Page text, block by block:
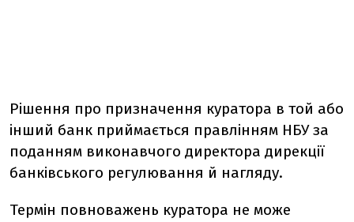
Рішення про призначення куратора в той або
інший банк приймається правлінням НБУ за
поданням виконавчого директора дирекції
банківського регулювання й нагляду.
Термін повноважень куратора не може